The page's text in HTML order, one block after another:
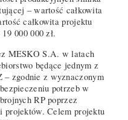
– wartość całkowita
całkowita projektu
000 000 zł.
MESKO S.A. w latach
będące jednym z
– zgodnie z wyznaczonym
potrzeb w
RP poprzez
projektów. Celem projektu